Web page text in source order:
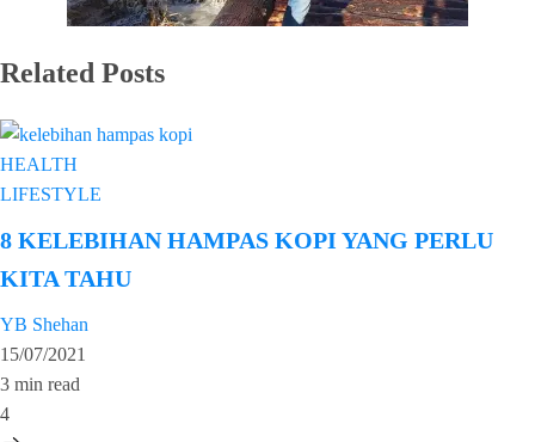
Related Posts
HEALTH
LIFESTYLE
8 KELEBIHAN HAMPAS KOPI YANG PERLU
KITA TAHU
YB Shehan
15/07/2021
3 min read
4